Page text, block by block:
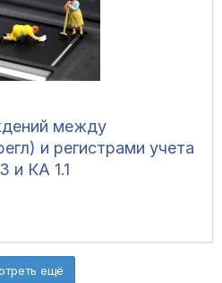
между
и регистрами учета
КА 1.1
ещё